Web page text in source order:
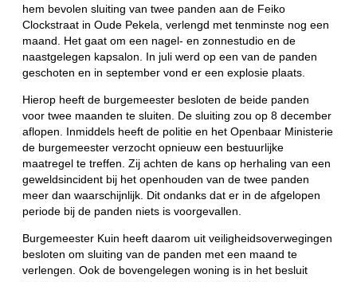
hem bevolen sluiting van twee panden aan de Feiko
Clockstraat in Oude Pekela, verlengd met tenminste nog een
maand. Het gaat om een nagel- en zonnestudio en de
naastgelegen kapsalon. In juli werd op een van de panden
geschoten en in september vond er een explosie plaats.
Hierop heeft de burgemeester besloten de beide panden
voor twee maanden te sluiten. De sluiting zou op 8 december
aflopen. Inmiddels heeft de politie en het Openbaar Ministerie
de burgemeester verzocht opnieuw een bestuurlijke
maatregel te treffen. Zij achten de kans op herhaling van een
geweldsincident bij het openhouden van de twee panden
meer dan waarschijnlijk. Dit ondanks dat er in de afgelopen
periode bij de panden niets is voorgevallen.
Burgemeester Kuin heeft daarom uit veiligheidsoverwegingen
besloten om sluiting van de panden met een maand te
verlengen. Ook de bovengelegen woning is in het besluit